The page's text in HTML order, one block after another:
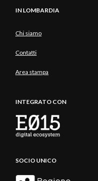
IN LOMBARDIA
Chi siamo
Contatti
Area stampa
INTEGRATO CON
SOCIO UNICO